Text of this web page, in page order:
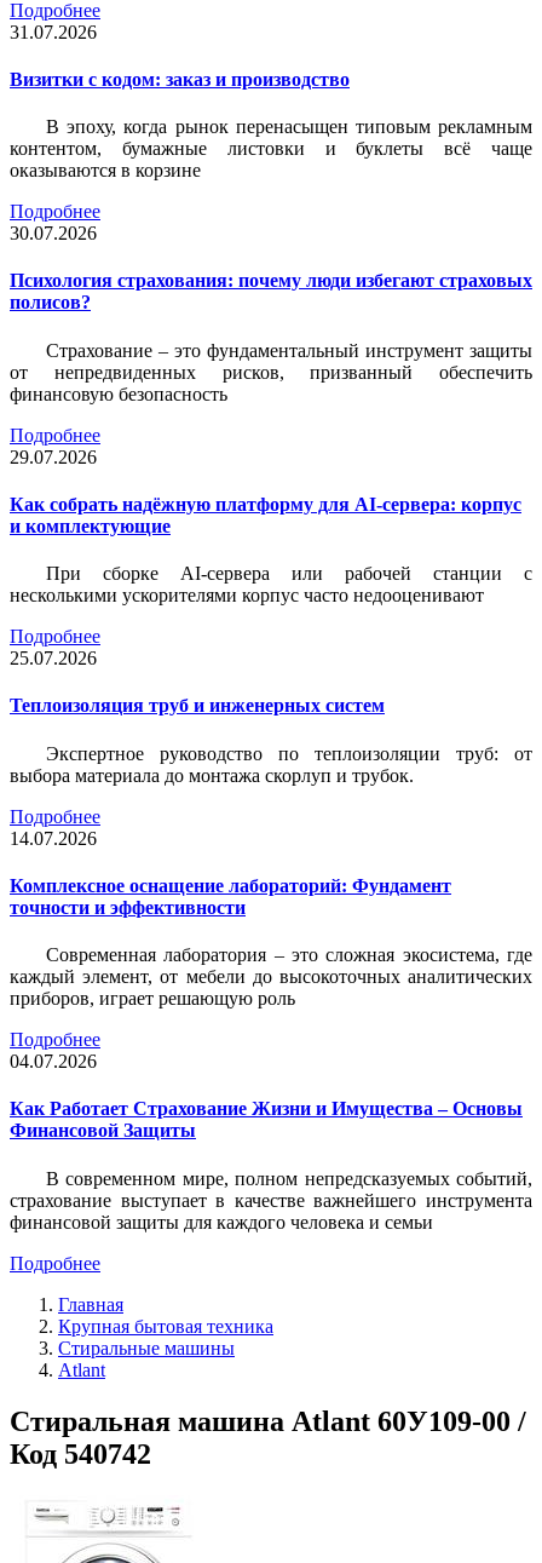
Подробнее
31.07.2026
Визитки c кодом: заказ и производство
В эпоху, когда рынок перенасыщен типовым рекламным
контентом, бумажные листовки и буклеты всё чаще
оказываются в корзине
Подробнее
30.07.2026
Психология страхования: почему люди избегают страховых
полисов?
Страхование – это фундаментальный инструмент защиты
от непредвиденных рисков, призванный обеспечить
финансовую безопасность
Подробнее
29.07.2026
Как собрать надёжную платформу для AI-сервера: корпус
и комплектующие
При сборке AI-сервера или рабочей станции с
несколькими ускорителями корпус часто недооценивают
Подробнее
25.07.2026
Теплоизоляция труб и инженерных систем
Экспертное руководство по теплоизоляции труб: от
выбора материала до монтажа скорлуп и трубок.
Подробнее
14.07.2026
Комплексное оснащение лабораторий: Фундамент
точности и эффективности
Современная лаборатория – это сложная экосистема, где
каждый элемент, от мебели до высокоточных аналитических
приборов, играет решающую роль
Подробнее
04.07.2026
Как Работает Страхование Жизни и Имущества – Основы
Финансовой Защиты
В современном мире, полном непредсказуемых событий,
страхование выступает в качестве важнейшего инструмента
финансовой защиты для каждого человека и семьи
Подробнее
Главная
Крупная бытовая техника
Стиральные машины
Аtlant
Стиральная машина Atlant 60У109-00 /
Код 540742